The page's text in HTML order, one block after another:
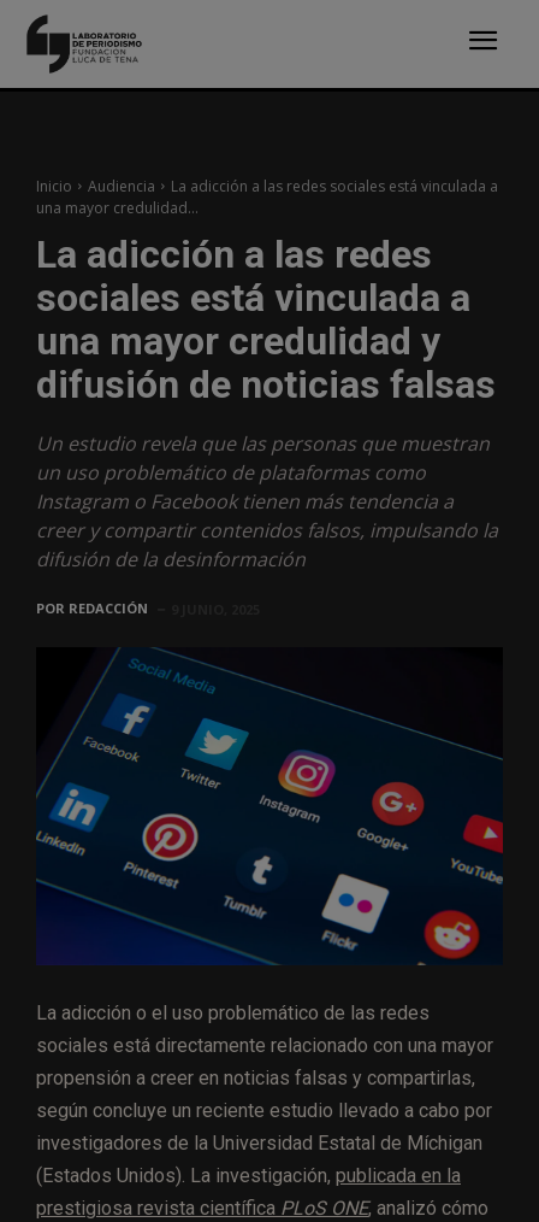
Inicio Audiencia
La adicción a las redes sociales está vinculada a
una mayor credulidad...
La adicción a las redes
sociales está vinculada a
una mayor credulidad y
difusión de noticias falsas
Un estudio revela que las personas que muestran
un uso problemático de plataformas como
Instagram o Facebook tienen más tendencia a
creer y compartir contenidos falsos, impulsando la
difusión de la desinformación
POR REDACCIÓN
La adicción o el uso problemático de las redes
sociales está directamente relacionado con una mayor
propensión a creer en noticias falsas y compartirlas,
según concluye un reciente estudio llevado a cabo por
investigadores de la Universidad Estatal de Míchigan
(Estados Unidos). La investigación, publicada en la
prestigiosa revista científica PLoS ONE, analizó cómo